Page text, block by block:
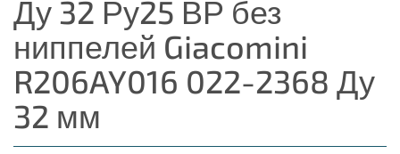
Ду 32 Ру25 ВР без
ниппелей Giacomini
R206AY016 022-2368 Ду
32 мм